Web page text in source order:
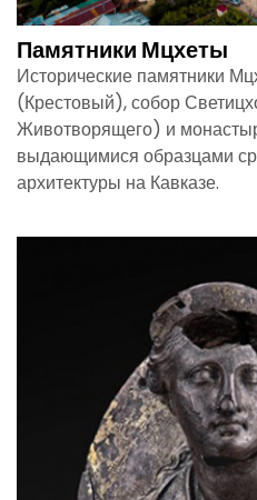
Памятники Мцхеты
Исторические памятники
(Крестовый), собор
Животворящего) и
выдающимися образцами
архитектуры на Кавказе.